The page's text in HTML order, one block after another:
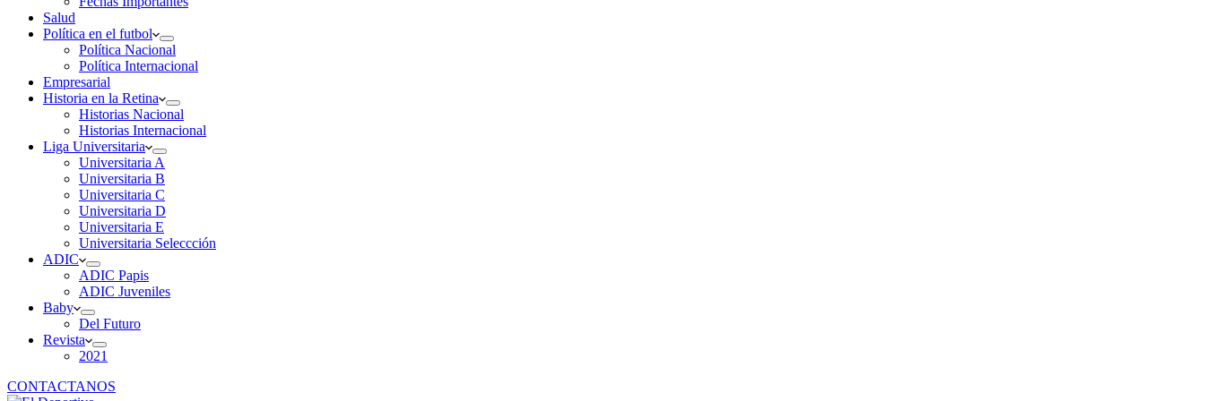
Salud
Política en el futbol
Política Nacional
Política Internacional
Empresarial
Historia en la Retina
Historias Nacional
Historias Internacional
Liga Universitaria
Universitaria A
Universitaria B
Universitaria C
Universitaria D
Universitaria E
Universitaria Seleccción
ADIC
ADIC Papis
ADIC Juveniles
Baby
Del Futuro
Revista
2021
CONTACTANOS